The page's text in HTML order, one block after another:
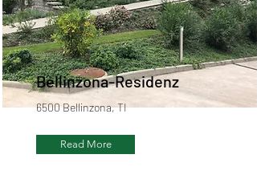
Bellinzona-Residenz
6500 Bellinzona, TI
Read More